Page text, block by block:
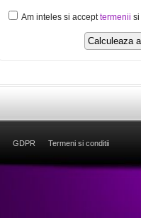
Am inteles si accepttermenii si
GDPR Termeni si conditii